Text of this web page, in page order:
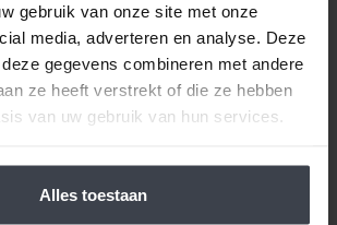
gebruik van onze site met onze
media, adverteren en analyse. Deze
gegevens combineren met andere
ze heeft verstrekt of die ze hebben
van uw gebruik van hun services.
Alles toestaan